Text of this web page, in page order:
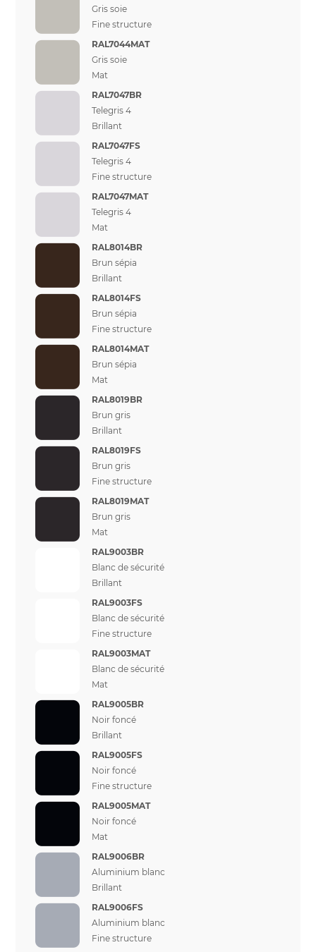
Gris soie
Fine structure
RAL7044MAT
Gris soie
Mat
RAL7047BR
Telegris 4
Brillant
RAL7047FS
Telegris 4
Fine structure
RAL7047MAT
Telegris 4
Mat
RAL8014BR
Brun sépia
Brillant
RAL8014FS
Brun sépia
Fine structure
RAL8014MAT
Brun sépia
Mat
RAL8019BR
Brun gris
Brillant
RAL8019FS
Brun gris
Fine structure
RAL8019MAT
Brun gris
Mat
RAL9003BR
Blanc de sécurité
Brillant
RAL9003FS
Blanc de sécurité
Fine structure
RAL9003MAT
Blanc de sécurité
Mat
RAL9005BR
Noir foncé
Brillant
RAL9005FS
Noir foncé
Fine structure
RAL9005MAT
Noir foncé
Mat
RAL9006BR
Aluminium blanc
Brillant
RAL9006FS
Aluminium blanc
Fine structure